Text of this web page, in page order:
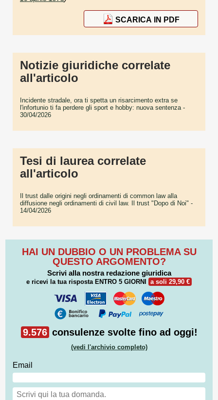
SCARICA IN PDF
Notizie giuridiche correlate
all'articolo
Incidente stradale, ora ti spetta un risarcimento extra se
l'infortunio ti fa perdere gli sport e hobby: nuova sentenza-
30/04/2026
Tesi di laurea correlate
all'articolo
Il trust dalle origini negli ordinamenti di common law alla
diffusione negli ordinamenti di civil law. Il trust "Dopo di Noi" -
14/04/2026
HAI UN DUBBIO O UN PROBLEMA SU
QUESTO ARGOMENTO?
Scrivi alla nostra redazione giuridica
e ricevi la tua risposta ENTRO 5 GIORNI a soli 29,90 €
9.576 consulenze svolte fino ad oggi!
(vedi l'archivio completo)
Email